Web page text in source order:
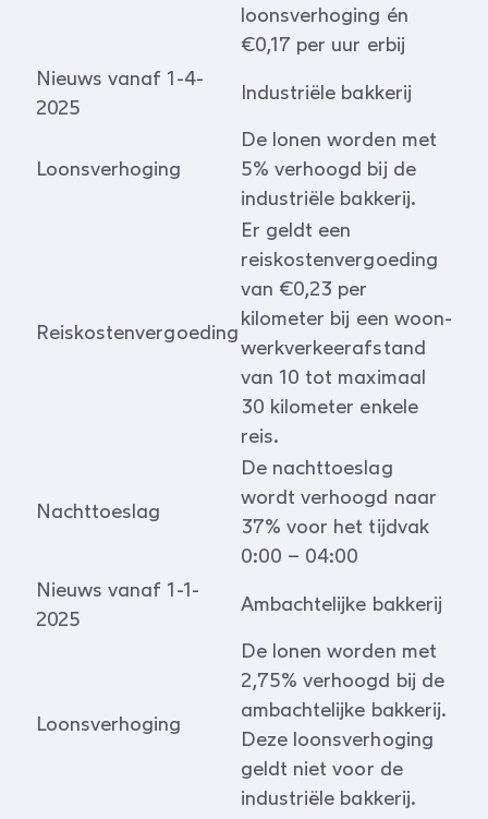
loonsverhoging én
€0,17 per uur erbij
Nieuws vanaf 1-4-
2025
Industriële bakkerij
Loonsverhoging
De lonen worden met
5% verhoogd bij de
industriële bakkerij.
Reiskostenvergoeding
Er geldt een
reiskostenvergoeding
van €0,23 per
kilometer bij een woon-
werkverkeerafstand
van 10 tot maximaal
30 kilometer enkele
reis.
Nachttoeslag
De nachttoeslag
wordt verhoogd naar
37% voor het tijdvak
0:00 – 04:00
Nieuws vanaf 1-1-
2025
Ambachtelijke bakkerij
Loonsverhoging
De lonen worden met
2,75% verhoogd bij de
ambachtelijke bakkerij.
Deze loonsverhoging
geldt niet voor de
industriële bakkerij.